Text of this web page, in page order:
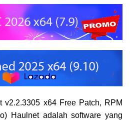
v2.2.3305 x64 Free Patch, RPM
Haulnet adalah software yang